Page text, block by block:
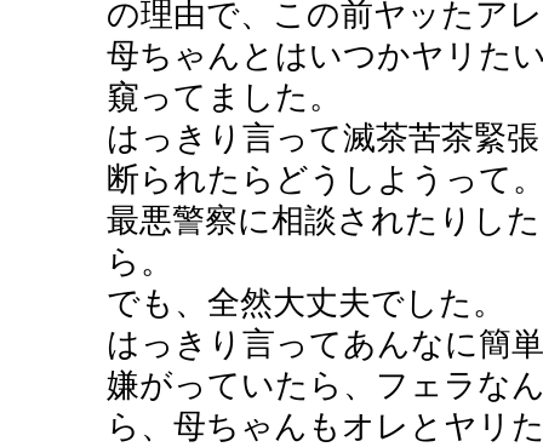
の理由で、この前ヤッたア
母ちゃんとはいつかヤリた
窺ってました。
はっきり言って滅茶苦茶緊
断られたらどうしようって
最悪警察に相談されたりし
ら。
でも、全然大丈夫でした。
はっきり言ってあんなに簡
嫌がっていたら、フェラな
ら、母ちゃんもオレとヤリ